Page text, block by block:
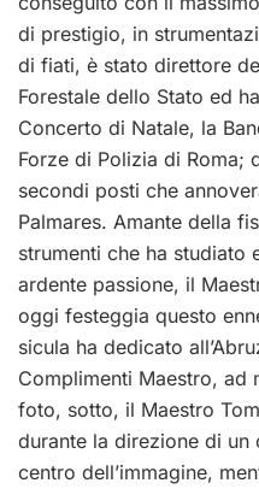
di prestigio, in
di fiati, è stato direttore
Forestale dello Stato ed
Concerto di Natale, la
Forze di Polizia di Roma;
secondi posti che
Palmares. Amante della
strumenti che ha studiato
ardente passione, il
oggi festeggia questo
sicula ha dedicato
Complimenti
foto, sotto, il Maestro
durante la direzione di un
centro dell’immagine,